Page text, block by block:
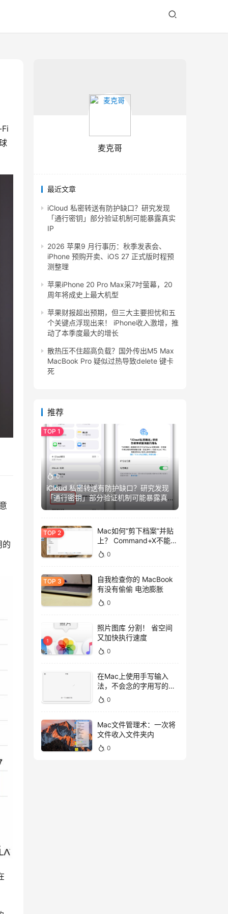
的
麦克哥
最近文章
iCloud 私密转送有防护缺口？研究发现
「通行密钥」部分验证机制可能暴露真实
IP
2026 苹果9 月行事历：秋季发表会、
iPhone 预购开卖、iOS 27 正式版时程预
测整理
苹果iPhone 20 Pro Max采7吋萤幕，20
周年将成史上最大机型
苹果财报超出预期，但三大主要担忧和五
个关键点浮现出来！ iPhone收入激增，推
动了本季度最大的增长
散热压不住超高负载？国外传出M5 Max
MacBook Pro 疑似过热导致delete 键卡
死
推荐
0
iCloud 私密转送有防护缺口？研究发现
「通行密钥」部分验证机制可能暴露真
实IP
Mac如何“剪下档案”并贴
上？ Command+X不能
用，用这招吧！
0
自我检查你的 MacBook
有没有偷偷 电池膨胀
0
照片图库 分割！ 省空间
又加快执行速度
0
在Mac上使用手写输入
法，不会念的字用写的就
好！
0
Mac文件管理术：一次将
文件收入文件夹内
0